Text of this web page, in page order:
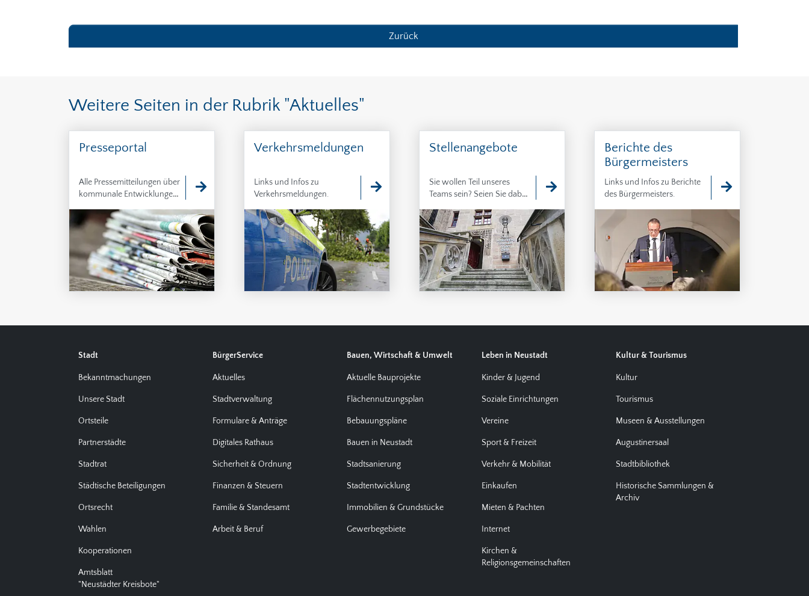
Zurück
Weitere Seiten in der Rubrik "Aktuelles"
Presseportal
Alle Pressemitteilungen über
kommunale Entwicklungen,
Entscheidungen von
öffentlichem Interesse
Verkehrsmeldungen
Links und Infos zu
Verkehrsmeldungen.
Stellenangebote
Sie wollen Teil unseres
Teams sein? Seien Sie dabei,
und übernehmen Sie
Verantwortung. Unsere
aktuellen Stellenangebote ...
Berichte des
Bürgermeisters
Links und Infos zu Berichte
des Bürgermeisters.
Stadt
Bekanntmachungen
Unsere Stadt
Ortsteile
Partnerstädte
Stadtrat
Städtische Beteiligungen
Ortsrecht
Wahlen
Kooperationen
Amtsblatt
"Neustädter Kreisbote"
BürgerService
Aktuelles
Stadtverwaltung
Formulare & Anträge
Digitales Rathaus
Sicherheit & Ordnung
Finanzen & Steuern
Familie & Standesamt
Arbeit & Beruf
Bauen, Wirtschaft & Umwelt
Aktuelle Bauprojekte
Flächennutzungsplan
Bebauungspläne
Bauen in Neustadt
Stadtsanierung
Stadtentwicklung
Immobilien & Grundstücke
Gewerbegebiete
Leben in Neustadt
Kinder & Jugend
Soziale Einrichtungen
Vereine
Sport & Freizeit
Verkehr & Mobilität
Einkaufen
Mieten & Pachten
Internet
Kirchen &
Religionsgemeinschaften
Kultur & Tourismus
Kultur
Tourismus
Museen & Ausstellungen
Augustinersaal
Stadtbibliothek
Historische Sammlungen &
Archiv